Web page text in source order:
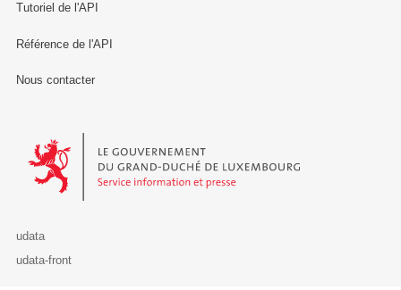
Tutoriel de l'API
Référence de l'API
Nous contacter
Le Gouvernement du Grand-Duché de Luxembourg - Service
udata
udata-front